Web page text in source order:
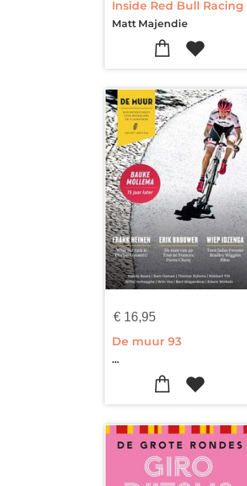
Inside Red Bull Racing
Matt Majendie
€ 16,95
De muur 93
...